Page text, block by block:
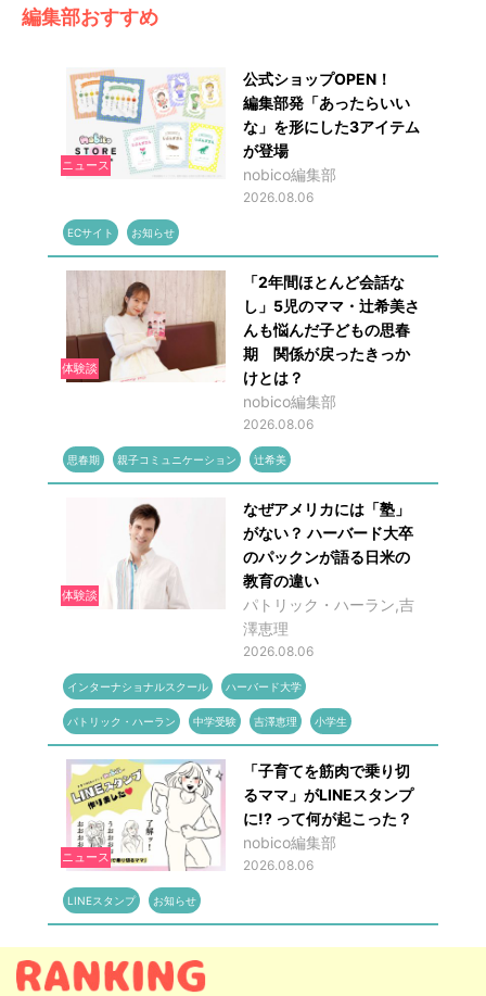
編集部おすすめ
ニュース
公式ショップOPEN！
編集部発「あったらいい
な」を形にした3アイテム
が登場
nobico編集部
2026.08.06
ECサイト お知らせ
体験談
「2年間ほとんど会話な
し」5児のママ・辻希美さ
んも悩んだ子どもの思春
期 関係が戻ったきっか
けとは？
nobico編集部
2026.08.06
思春期 親子コミュニケーション 辻希美
体験談
なぜアメリカには「塾」
がない？ ハーバード大卒
のパックンが語る日米の
教育の違い
パトリック・ハーラン,吉
澤恵理
2026.08.06
インターナショナルスクール ハーバード大学
パトリック・ハーラン 中学受験 吉澤恵理 小学生
ニュース
「子育てを筋肉で乗り切
るママ」がLINEスタンプ
に!? って何が起こった？
nobico編集部
2026.08.06
LINEスタンプ お知らせ